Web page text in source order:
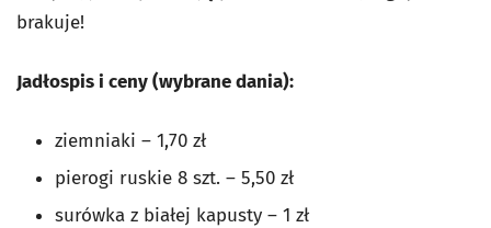
brakuje!
Jadłospis i ceny (wybrane dania):
ziemniaki – 1,70 zł
pierogi ruskie 8 szt. – 5,50 zł
surówka z białej kapusty – 1 zł